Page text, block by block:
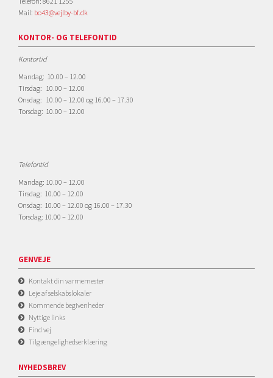
Mail: bo43@vejlby-bf.dk
KONTOR- OG TELEFONTID
Kontortid
Mandag: 10.00 – 12.00
Tirsdag: 10.00 – 12.00
Onsdag: 10.00 – 12.00 og 16.00 – 17.30
Torsdag: 10.00 – 12.00
Telefontid
Mandag: 10.00 – 12.00
Tirsdag: 10.00 – 12.00
Onsdag: 10.00 – 12.00 og 16.00 – 17.30
Torsdag: 10.00 – 12.00
GENVEJE
Kontakt din varmemester
Leje af selskabslokaler
Kommende begivenheder
Nyttige links
Find vej
Tilgængelighedserklæring
NYHEDSBREV